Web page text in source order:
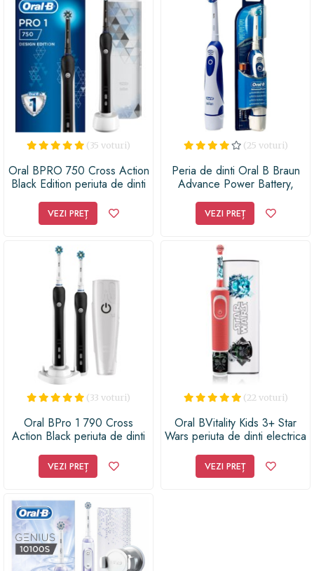
(35 voturi)
Oral BPRO 750 Cross Action
Black Edition periuta de dinti
VEZI PREȚ
(25 voturi)
Peria de dinti Oral B Braun
Advance Power Battery,
oscilatii/min
VEZI PREȚ
(33 voturi)
Oral BPro 1 790 Cross
Action Black periuta de dinti
VEZI PREȚ
(22 voturi)
Oral BVitality Kids 3+ Star
Wars periuta de dinti electrica
VEZI PREȚ